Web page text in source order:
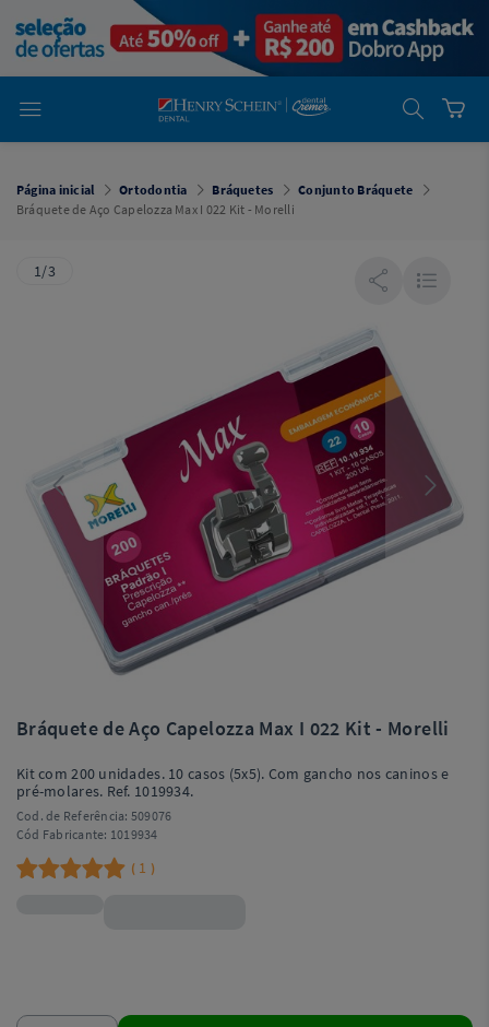
Dental
Cremer -
Henry Schein
Laboratório
Laboratório
Cremer -
Henry Schein
Software
Odontológico
Página inicial Ortodontia Bráquetes
Conjunto Bráquete
Bráquete de Aço Capelozza Max I 022 Kit - Morelli
1/3
Bráquete de Aço Capelozza Max I 022 Kit - Morelli
Kit com 200 unidades. 10 casos (5x5). Com gancho nos caninos e
pré-molares. Ref. 1019934.
Cod. de Referência: 509076
Cód Fabricante: 1019934
( 1 )